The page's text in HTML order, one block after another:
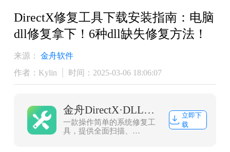
DirectX修复工具下载安装指南：电脑
dll修复拿下！6种dll缺失修复方法！
来源：
金舟软件
作者：Kylin
时间：2025-03-06 18:06:07
金舟DirectX·DLL一键修复
一款操作简单的系统修复工
具，提供全面扫描、
立即下
载